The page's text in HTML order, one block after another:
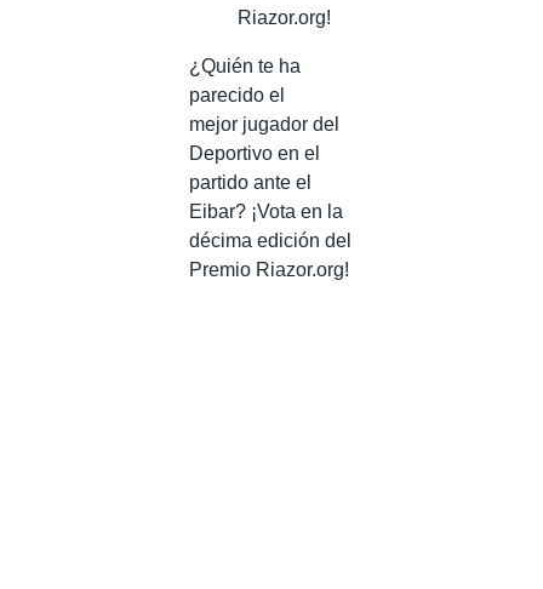
Riazor.org!
¿Quién te ha
parecido el
mejor jugador del
Deportivo en el
partido ante el
Eibar? ¡Vota en la
décima edición del
Premio Riazor.org!